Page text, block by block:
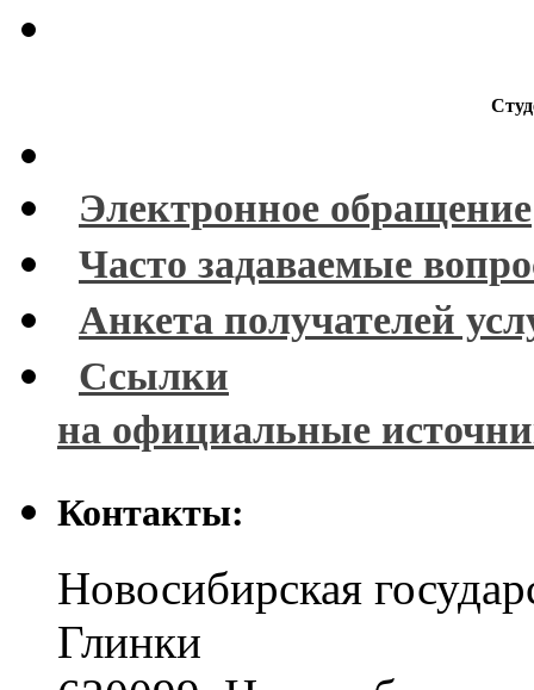
Электронное обращение
Часто задаваемые
Анкета получателей
Ссылки
на официальные
Контакты:
Новосибирская
Глинки